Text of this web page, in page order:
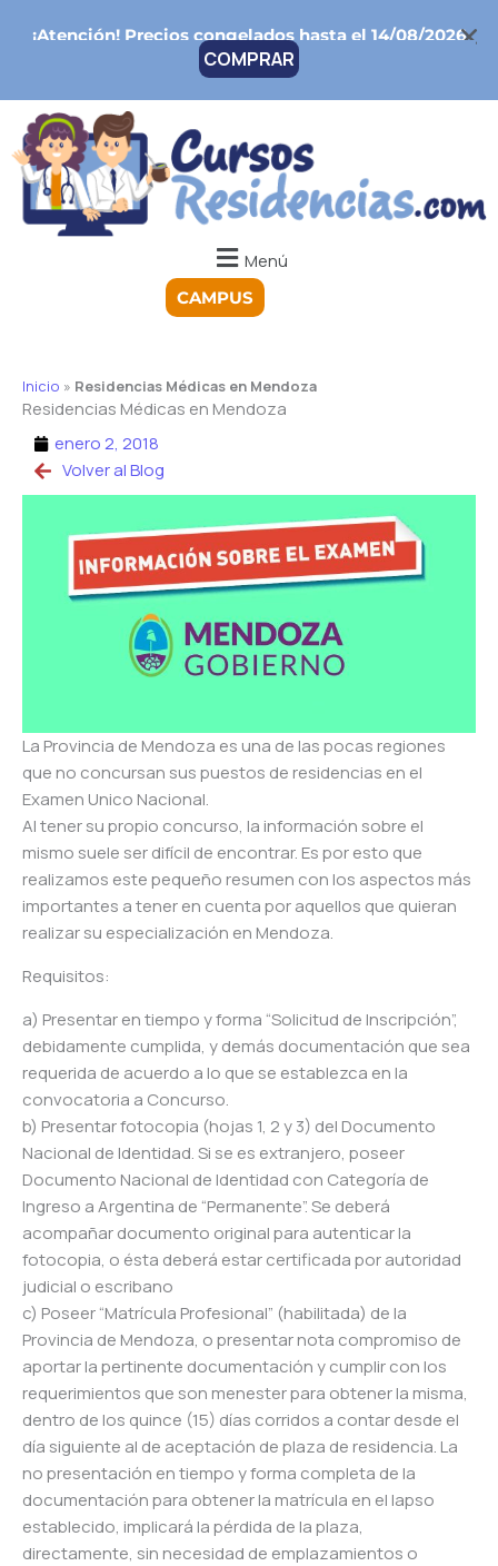
¡Atención!Precios congelados hasta el 14/08/2026
COMPRAR
Menú
CAMPUS
Inicio » Residencias Médicas en Mendoza
Residencias Médicas en Mendoza
enero 2, 2018
Volver al Blog
La Provincia de Mendoza es una de las pocas regiones
que no concursan sus puestos de residencias en el
Examen Unico Nacional.
Al tener su propio concurso, la información sobre el
mismo suele ser difícil de encontrar. Es por esto que
realizamos este pequeño resumen con los aspectos más
importantes a tener en cuenta por aquellos que quieran
realizar su especialización en Mendoza.
Requisitos:
a) Presentar en tiempo y forma “Solicitud de Inscripción”,
debidamente cumplida, y demás documentación que sea
requerida de acuerdo a lo que se establezca en la
convocatoria a Concurso.
b) Presentar fotocopia (hojas 1, 2 y 3) del Documento
Nacional de Identidad. Si se es extranjero, poseer
Documento Nacional de Identidad con Categoría de
Ingreso a Argentina de “Permanente”. Se deberá
acompañar documento original para autenticar la
fotocopia, o ésta deberá estar certificada por autoridad
judicial o escribano
c) Poseer “Matrícula Profesional” (habilitada) de la
Provincia de Mendoza, o presentar nota compromiso de
aportar la pertinente documentación y cumplir con los
requerimientos que son menester para obtener la misma,
dentro de los quince (15) días corridos a contar desde el
día siguiente al de aceptación de plaza de residencia. La
no presentación en tiempo y forma completa de la
documentación para obtener la matrícula en el lapso
establecido, implicará la pérdida de la plaza,
directamente, sin necesidad de emplazamientos o